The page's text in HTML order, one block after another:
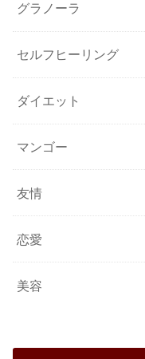
グラノーラ
セルフヒーリング
ダイエット
マンゴー
友情
恋愛
美容